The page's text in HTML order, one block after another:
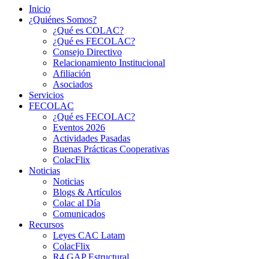
Inicio
¿Quiénes Somos?
¿Qué es COLAC?
¿Qué es FECOLAC?
Consejo Directivo
Relacionamiento Institucional
Afiliación
Asociados
Servicios
FECOLAC
¿Qué es FECOLAC?
Eventos 2026
Actividades Pasadas
Buenas Prácticas Cooperativas
ColacFlix
Noticias
Noticias
Blogs & Artículos
Colac al Día
Comunicados
Recursos
Leyes CAC Latam
ColacFlix
R4 GAP Estructural